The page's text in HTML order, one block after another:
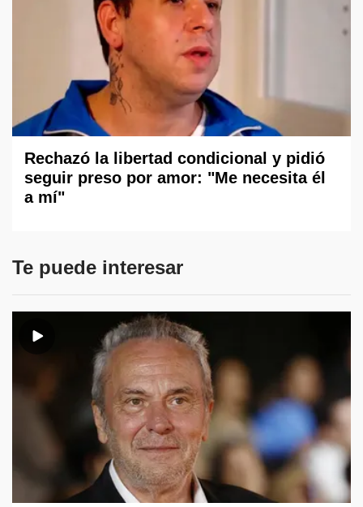
Rechazó la libertad condicional y pidió
seguir preso por amor: "Me necesita él
a mí"
Te puede interesar